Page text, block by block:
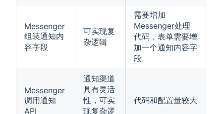
Messenger
组装通知内
容字段
可实现复
杂逻辑
需要增加
Messenger处理
代码，表单需要增
加一个通知内容字
段
Messenger
调用通知
API
通知渠道
具有灵活
性，可实
现复杂逻
代码和配置量较大